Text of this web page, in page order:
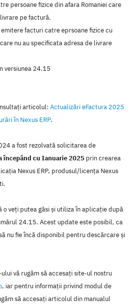
persoane fizice din afara Romaniei care
pe factură.
facturi catre eprsoane fizice cu
nu au specificata adresa de livrare
versiunea 24.15
articolul: Actualizări eFactura 2025
în Nexus ERP.
a fost rezolvată solicitarea de
începând cu Ianuarie 2025 prin crearea
Nexus ERP, produsul/licenţa Nexus
veţi putea găsi şi utiliza în aplicaţie după
24.15. Acest update este posibil, ca
nu fie încă disponibil pentru descărcare şi
vă rugăm să accesaţi site-ul nostru
, iar pentru informaţii privind modul de
să accesaţi articolul din manualul